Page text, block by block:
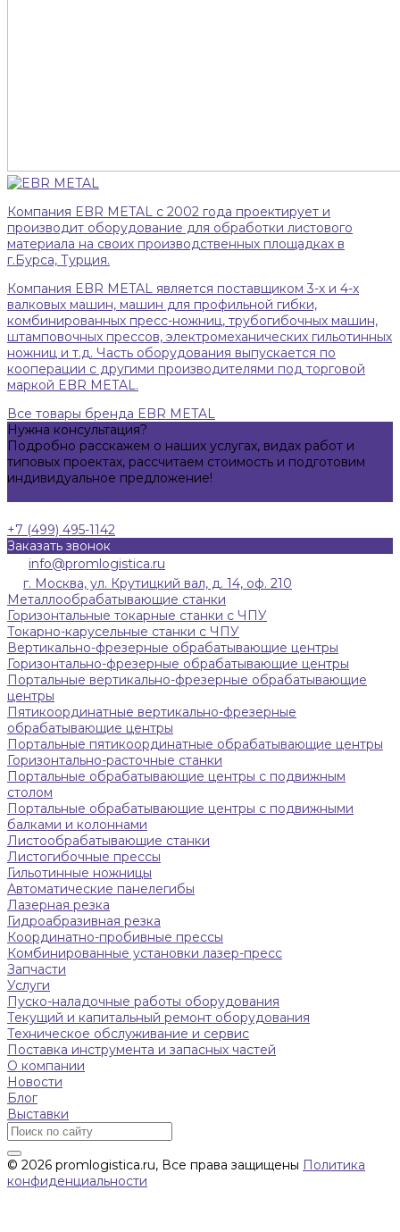
Компания EBR METAL с 2002 года проектирует и
производит оборудование для обработки листового
материала на своих производственных площадках в
г.Бурса, Турция.
Компания EBR METAL является поставщиком 3-х и 4-х
валковых машин, машин для профильной гибки,
комбинированных пресс-ножниц, трубогибочных машин,
штамповочных прессов, электромеханических гильотинных
ножниц и т.д. Часть оборудования выпускается по
кооперации с другими производителями под торговой
маркой EBR METAL.
Все товары бренда EBR METAL
Нужна консультация?
Подробно расскажем о наших услугах, видах работ и
типовых проектах, рассчитаем стоимость и подготовим
индивидуальное предложение!
+7 (499) 495-1142
Заказать звонок
info@promlogistica.ru
г. Москва, ул. Крутицкий вал, д. 14, оф. 210
Металлообрабатывающие станки
Горизонтальные токарные станки с ЧПУ
Токарно-карусельные станки с ЧПУ
Вертикально-фрезерные обрабатывающие центры
Горизонтально-фрезерные обрабатывающие центры
Портальные вертикально-фрезерные обрабатывающие
центры
Пятикоординатные вертикально-фрезерные
обрабатывающие центры
Портальные пятикоординатные обрабатывающие центры
Горизонтально-расточные станки
Портальные обрабатывающие центры с подвижным
столом
Портальные обрабатывающие центры с подвижными
балками и колоннами
Листообрабатывающие станки
Листогибочные прессы
Гильотинные ножницы
Автоматические панелегибы
Лазерная резка
Гидроабразивная резка
Координатно-пробивные прессы
Комбинированные установки лазер-пресс
Запчасти
Услуги
Пуско-наладочные работы оборудования
Текущий и капитальный ремонт оборудования
Техническое обслуживание и сервис
Поставка инструмента и запасных частей
О компании
Новости
Блог
Выставки
© 2026 promlogistica.ru, Все права защищены Политика
конфиденциальности